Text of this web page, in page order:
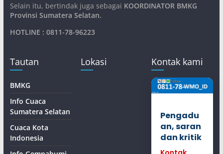
Selain itu, bertindak juga sebagai KOORDINATOR BMKG
Provinsi Sumatera Selatan.
HOTLINE : 0811-78-96223
Tautan
BMKG
Info Cuaca
Sumatera Selatan
Cuaca Kota
Indonesia
Lokasi Kontak kami
Pengadu
an, saran
dan kritik